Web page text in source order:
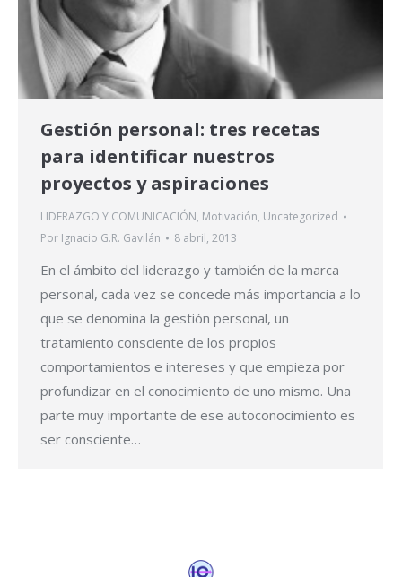
Gestión personal: tres recetas
para identificar nuestros
proyectos y aspiraciones
LIDERAZGO Y COMUNICACIÓN, Motivación, Uncategorized
Por Ignacio G.R. Gavilán 8 abril, 2013
En el ámbito del liderazgo y también de la marca
personal, cada vez se concede más importancia a lo
que se denomina la gestión personal, un
tratamiento consciente de los propios
comportamientos e intereses y que empieza por
profundizar en el conocimiento de uno mismo. Una
parte muy importante de ese autoconocimiento es
ser consciente…